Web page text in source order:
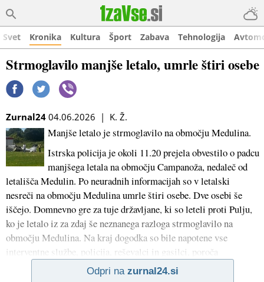
Svet Kronika Kultura Šport Zabava Tehnologija
Strmoglavilo manjše letalo, umrle štiri osebe
Zurnal24 04.06.2026 | K. Ž.
Manjše letalo je strmoglavilo na območju Medulina.
Istrska policija je okoli 11.20 prejela obvestilo o padcu
manjšega letala na območju Campanoža, nedaleč od
letališča Medulin. Po neuradnih informacijah so v letalski
nesreči na območju Medulina umrle štiri osebe. Dve osebi še
iščejo. Domnevno gre za tuje državljane, ki so leteli proti Pulju,
ko je letalo iz za zdaj še neznanega razloga strmoglavilo na
območju Medulina. Na kraj dogodka so bile napotene vse
interventne službe, policija, reševalci in gasilci, poroča
Odpri na zurnal24.si